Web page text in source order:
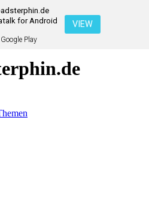
for Android
Play
VIEW